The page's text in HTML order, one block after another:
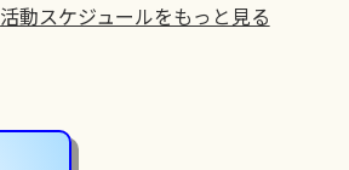
活動スケジュールをもっと見る